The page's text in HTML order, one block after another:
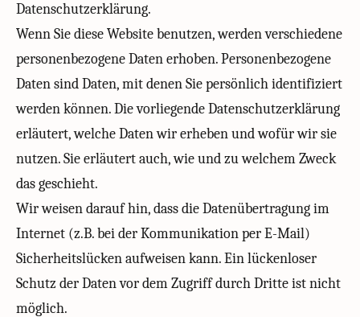
Datenschutzerklärung.
Wenn Sie diese Website benutzen, werden verschiedene
personenbezogene Daten erhoben. Personenbezogene
Daten sind Daten, mit denen Sie persönlich identifiziert
werden können. Die vorliegende Datenschutzerklärung
erläutert, welche Daten wir erheben und wofür wir sie
nutzen. Sie erläutert auch, wie und zu welchem Zweck
das geschieht.
Wir weisen darauf hin, dass die Datenübertragung im
Internet (z.B. bei der Kommunikation per E-Mail)
Sicherheitslücken aufweisen kann. Ein lückenloser
Schutz der Daten vor dem Zugriff durch Dritte ist nicht
möglich.